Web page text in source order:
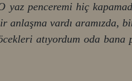
yaz penceremi hiç
anlaşma vardı aramızda,
atıyordum oda bana